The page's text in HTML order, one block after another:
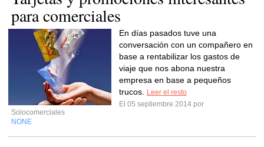
para comerciales
En días pasados tuve una
conversación con un compañero en
base a rentabilizar los gastos de
viaje que nos abona nuestra
empresa en base a pequeños
trucos.
Leer el resto
El 05 septiembre 2014 por
Solocomerciales
NONE